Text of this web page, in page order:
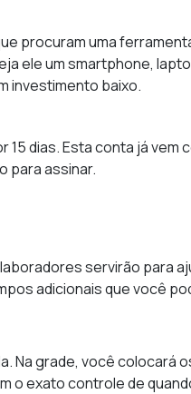
procuram uma
ele um smartphone,
investimento baixo.
dias. Esta conta já vem
para assinar.
servirão para
adicionais que você
Na grade, você colocará
o exato controle de